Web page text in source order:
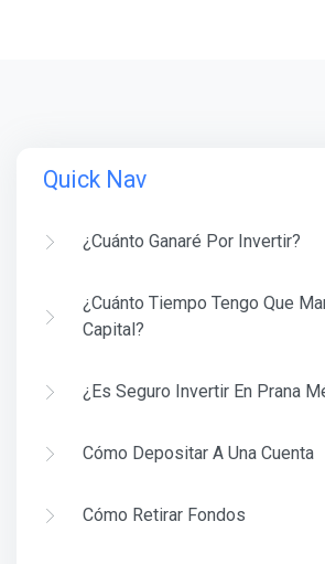
Quick Nav
¿Cuánto Ganaré Por Invertir?
¿Cuánto Tiempo Tengo Que
Capital?
¿Es Seguro Invertir En Prana
Cómo Depositar A Una Cuenta
Cómo Retirar Fondos